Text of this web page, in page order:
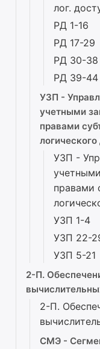
лог.
РД 1-16
РД 17-29
РД 30-38
РД 39-44
УЗП -
учетными
правами
УЗП -
правами
УЗП 1-4
УЗП 22-
УЗП 5-21
2-П.
2-П.
СМЭ -